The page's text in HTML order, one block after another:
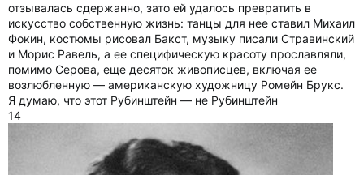
отзывалась сдержанно, зато ей удалось превратить в
искусство собственную жизнь: танцы для нее ставил Михаил
Фокин, костюмы рисовал Бакст, музыку писали Стравинский
и Морис Равель, а ее специфическую красоту прославляли,
помимо Серова, еще десяток живописцев, включая ее
возлюбленную — американскую художницу Ромейн Брукс.
Я думаю, что этот Рубинштейн — не Рубинштейн
14